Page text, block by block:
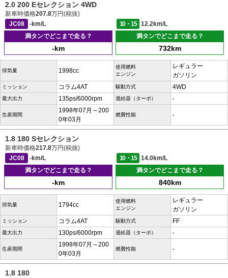
2.0 200 Eセレクション 4WD
新車時価格207.8万円(税抜)
JC08
-km/L 10・15
12.2km/L
満タンでどこまで走る？
-km
満タンでどこまで走る？
732km
排気量 1998cc
使用燃料
エンジン
レギュラー
ガソリン
ミッション コラム4AT 駆動方式 4WD
最大出力 135ps/6000rpm 過給器（ターボ） -
生産期間
1998年07月～200
0年03月
燃費性能 -
1.8 180 Sセレクション
新車時価格217.8万円(税抜)
JC08
-km/L 10・15
14.0km/L
満タンでどこまで走る？
-km
満タンでどこまで走る？
840km
排気量 1794cc
使用燃料
エンジン
レギュラー
ガソリン
ミッション コラム4AT 駆動方式 FF
最大出力 130ps/6000rpm 過給器（ターボ） -
生産期間
1998年07月～200
0年03月
燃費性能 -
1.8 180